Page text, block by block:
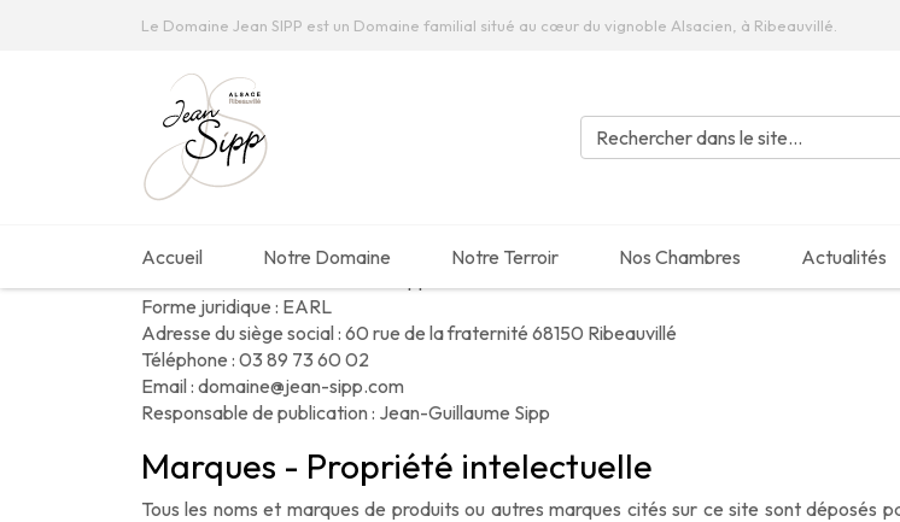
Le Domaine Jean SIPP est un Domaine familial situé au cœur du vignoble Alsacien, à Ribeauvillé.
Accueil Notre Domaine Notre Terroir Nos Chambres Actualités
Accueil
MENTIONS LÉGALES
Édition
Forme juridique : EARL
Adresse du siège social : 60 rue de la fraternité 68150 Ribeauvillé
Téléphone : 03 89 73 60 02
Email : domaine@jean-sipp.com
Responsable de publication : Jean-Guillaume Sipp
Marques - Propriété intelectuelle
Tous les noms et marques de produits ou autres marques cités sur ce site sont déposés